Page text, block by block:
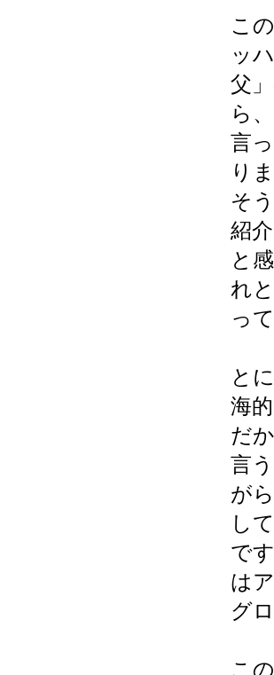
こ
ッ
父
ら
言
り
そ
紹
と
れ
っ
と
海
だ
言
が
し
で
は
グ
こ